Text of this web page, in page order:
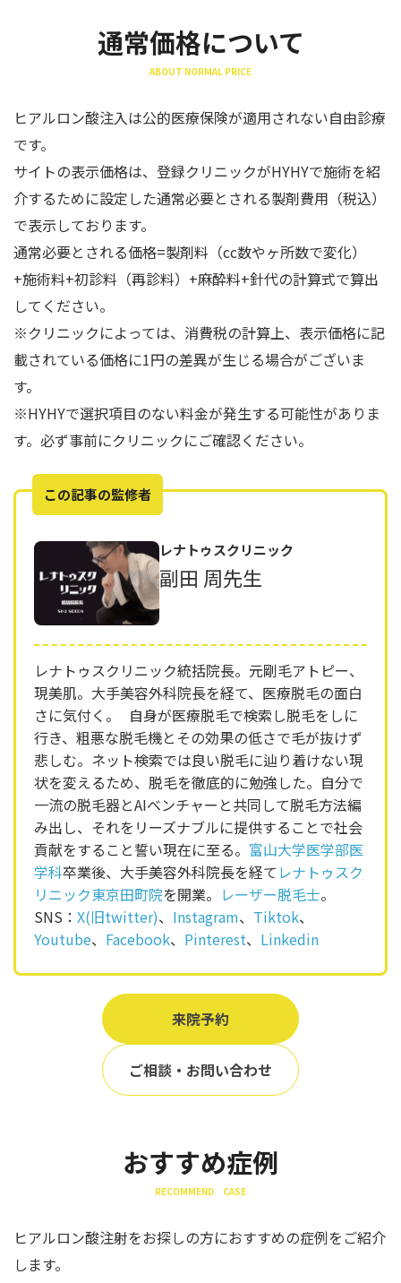
通常価格について
ABOUT NORMAL PRICE
ヒアルロン酸注入は公的医療保険が適用されない自由診療
です。
サイトの表示価格は、登録クリニックがHYHYで施術を紹
介するために設定した通常必要とされる製剤費用（税込）
で表示しております。
通常必要とされる価格=製剤料（cc数やヶ所数で変化）
+施術料+初診料（再診料）+麻酔料+針代の計算式で算出
してください。
※クリニックによっては、消費税の計算上、表示価格に記
載されている価格に1円の差異が生じる場合がございま
す。
※HYHYで選択項目のない料金が発生する可能性がありま
す。必ず事前にクリニックにご確認ください。
この記事の監修者
レナトゥスクリニック
副田 周先生
レナトゥスクリニック統括院長。元剛毛アトピー、
現美肌。大手美容外科院長を経て、医療脱毛の面白
さに気付く。 自身が医療脱毛で検索し脱毛をしに
行き、粗悪な脱毛機とその効果の低さで毛が抜けず
悲しむ。ネット検索では良い脱毛に辿り着けない現
状を変えるため、脱毛を徹底的に勉強した。自分で
一流の脱毛器とAIベンチャーと共同して脱毛方法編
み出し、それをリーズナブルに提供することで社会
貢献をすること誓い現在に至る。 富山大学医学部医
学科卒業後、大手美容外科院長を経て レナトゥスク
リニック東京田町院を開業。 レーザー脱毛士。
SNS： X(旧twitter)、 Instagram、 Tiktok、
Youtube、 Facebook、 Pinterest、 Linkedin
来院予約
ご相談・お問い合わせ
おすすめ症例
RECOMMEND CASE
ヒアルロン酸注射をお探しの方におすすめの症例をご紹介
します。